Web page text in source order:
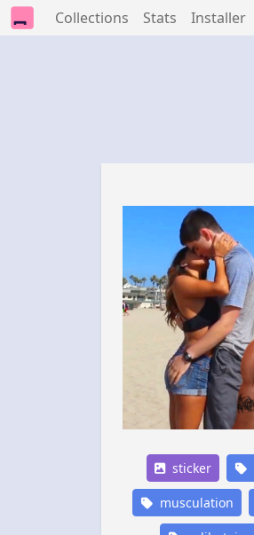
Collections Stats Installer
sticker
musculation